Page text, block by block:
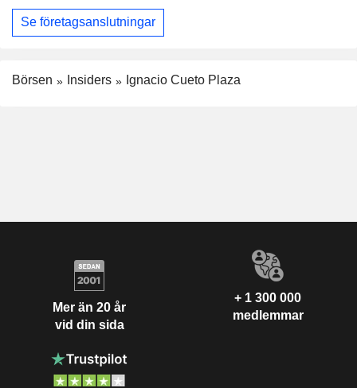
Se företagsanslutningar
Börsen Insiders Ignacio Cueto Plaza
Mer än 20 år
vid din sida
+ 1 300 000
medlemmar